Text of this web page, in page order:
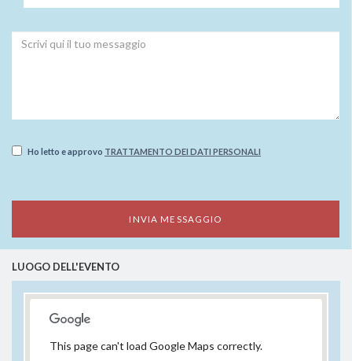
Ho letto e approvo TRATTAMENTO DEI DATI PERSONALI
LUOGO DELL'EVENTO
This page can't load Google Maps correctly.